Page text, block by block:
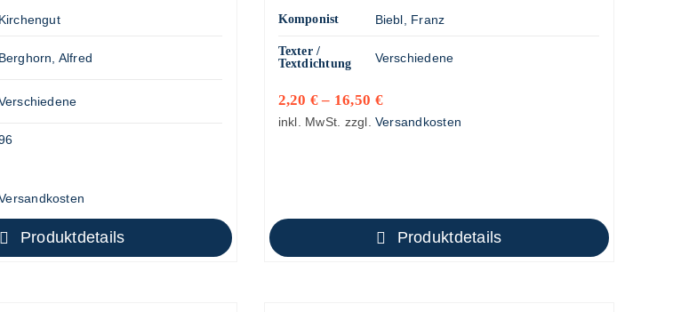
Kirchengut
Berghorn, Alfred
Produktdetails
Komponist Biebl, Franz
Texter /
Textdichtung
Verschiedene
2,20 € – 16,50 €
inkl. MwSt. zzgl. Versandkosten
Produktdetails